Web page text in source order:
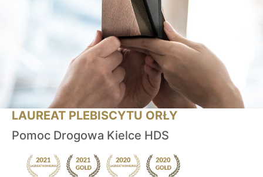
LAUREAT PLEBISCYTU ORŁY
Pomoc Drogowa Kielce HDS